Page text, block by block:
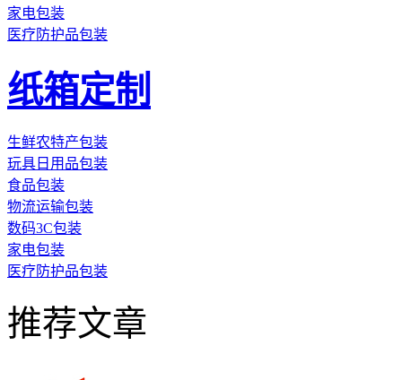
家电包装
医疗防护品包装
纸箱定制
生鲜农特产包装
玩具日用品包装
食品包装
物流运输包装
数码3C包装
家电包装
医疗防护品包装
推荐文章